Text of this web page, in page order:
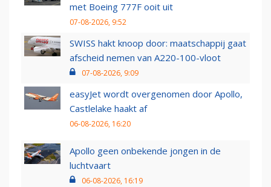
met Boeing 777F ooit uit
07-08-2026, 9:52
SWISS hakt knoop door: maatschappij gaat
afscheid nemen van A220-100-vloot
07-08-2026, 9:09
easyJet wordt overgenomen door Apollo,
Castlelake haakt af
06-08-2026, 16:20
Apollo geen onbekende jongen in de
luchtvaart
06-08-2026, 16:19